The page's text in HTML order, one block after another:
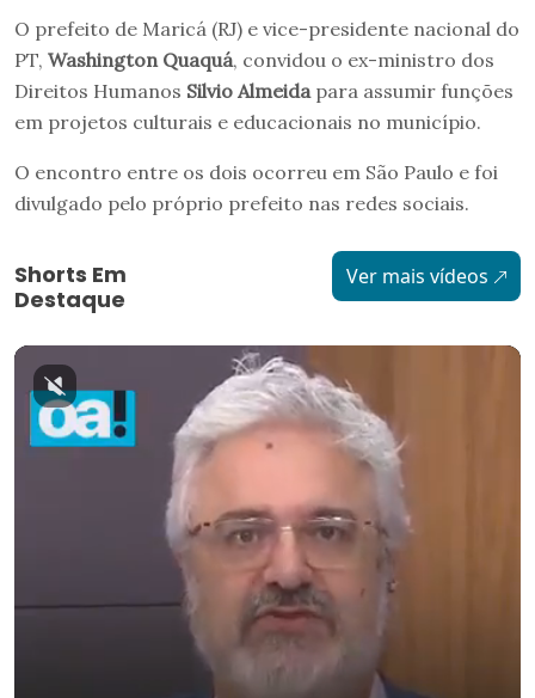
O prefeito de Maricá (RJ) e vice-presidente nacional do
PT, Washington Quaquá, convidou o ex-ministro dos
Direitos Humanos Silvio Almeidapara assumir funções
em projetos culturais e educacionais no município.
O encontro entre os dois ocorreu em São Paulo e foi
divulgado pelo próprio prefeito nas redes sociais.
Shorts Em
Destaque
Ver mais vídeos